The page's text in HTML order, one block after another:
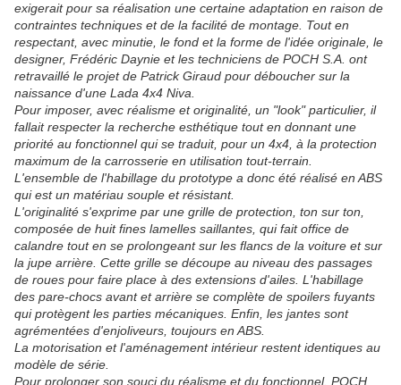
exigerait pour sa réalisation une certaine adaptation en raison de
contraintes techniques et de la facilité de montage. Tout en
respectant, avec minutie, le fond et la forme de l'idée originale, le
designer, Frédéric Daynie et les techniciens de POCH S.A. ont
retravaillé le projet de Patrick Giraud pour déboucher sur la
naissance d'une Lada 4x4 Niva.
Pour imposer, avec réalisme et originalité, un "look" particulier, il
fallait respecter la recherche esthétique tout en donnant une
priorité au fonctionnel qui se traduit, pour un 4x4, à la protection
maximum de la carrosserie en utilisation tout-terrain.
L'ensemble de l'habillage du prototype a donc été réalisé en ABS
qui est un matériau souple et résistant.
L'originalité s'exprime par une grille de protection, ton sur ton,
composée de huit fines lamelles saillantes, qui fait office de
calandre tout en se prolongeant sur les flancs de la voiture et sur
la jupe arrière. Cette grille se découpe au niveau des passages
de roues pour faire place à des extensions d'ailes. L'habillage
des pare-chocs avant et arrière se complète de spoilers fuyants
qui protègent les parties mécaniques. Enfin, les jantes sont
agrémentées d'enjoliveurs, toujours en ABS.
La motorisation et l'aménagement intérieur restent identiques au
modèle de série.
Pour prolonger son souci du réalisme et du fonctionnel, POCH